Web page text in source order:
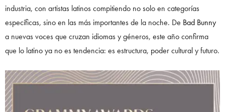
industria, con artistas latinos compitiendo no solo en categorías
específicas, sino en las más importantes de la noche. De Bad Bunny
a nuevas voces que cruzan idiomas y géneros, este año confirma
que lo latino ya no es tendencia: es estructura, poder cultural y futuro.